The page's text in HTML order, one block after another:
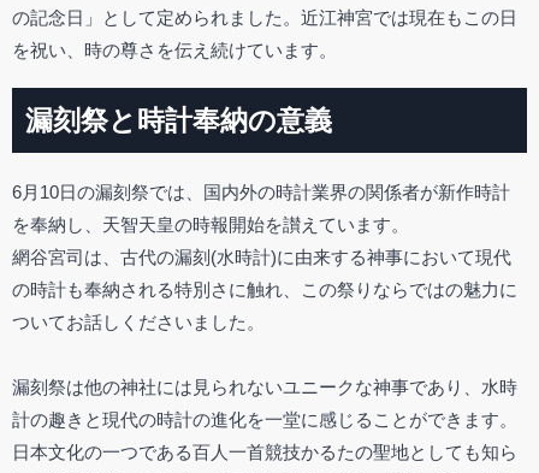
の記念日」として定められました。近江神宮では現在もこの日
を祝い、時の尊さを伝え続けています。
漏刻祭と時計奉納の意義
6月10日の漏刻祭では、国内外の時計業界の関係者が新作時計
を奉納し、天智天皇の時報開始を讃えています。
網谷宮司は、古代の漏刻(水時計)に由来する神事において現代
の時計も奉納される特別さに触れ、この祭りならではの魅力に
ついてお話しくださいました。
漏刻祭は他の神社には見られないユニークな神事であり、水時
計の趣きと現代の時計の進化を一堂に感じることができます。
日本文化の一つである百人一首競技かるたの聖地としても知ら